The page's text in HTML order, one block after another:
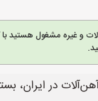
و غیره مشغول هستید
در ایران،